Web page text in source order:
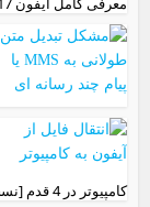
کامپیوتر در 4 قدم [نسخه 100%...